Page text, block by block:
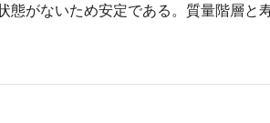
がないため安定である。質量階層と